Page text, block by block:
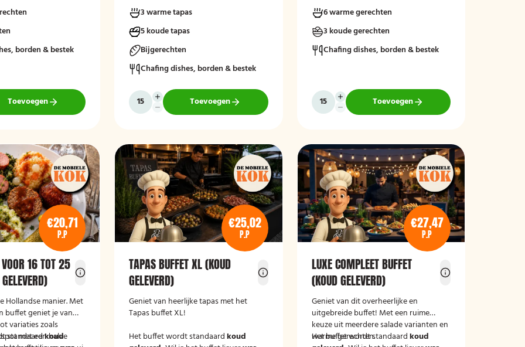
borden & bestek
Toevoegen
mee kunnen houden.
3 warme tapas
5 koude tapas
Bijgerechten
Chafing dishes, borden & bestek
Toevoegen
wij hier rekening mee kunnen houden.
6 warme gerechten
3 koude gerechten
Chafing dishes, borden & bestek
Toevoegen
€20,71
P.P
16 TOT 25
Hollandse manier. Met
buffet geniet je van
variaties zoals
met een halve
standaardkoud
€25,02
P.P
TAPAS BUFFET XL (KOUD
GELEVERD)
Geniet van heerlijke tapas met het
Tapas buffet XL!
Het buffet wordt standaardkoud
€27,47
P.P
LUXE COMPLEET BUFFET
(KOUD GELEVERD)
Geniet van dit overheerlijke en
uitgebreide buffet! Met een ruime
keuze uit meerdere salade varianten en
warme gerechten.
Het buffet wordt standaardkoud